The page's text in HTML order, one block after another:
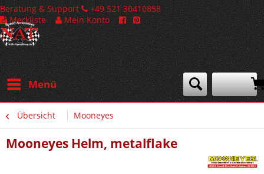
Beratung & Support
+49 521 30410858
Merkliste
Mein Konto
Menü
Übersicht Mooneyes
Mooneyes Helm, metalflake